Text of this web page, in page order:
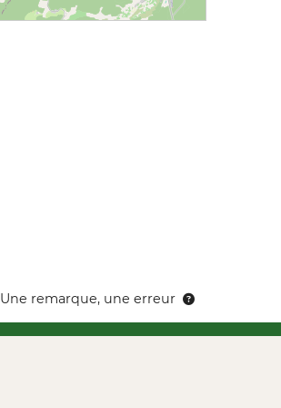
Une remarque, une erreur